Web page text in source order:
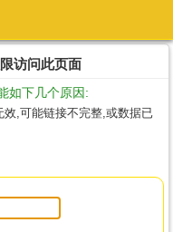
访问此页面
如下几个原因:
,可能链接不完整,或数据已